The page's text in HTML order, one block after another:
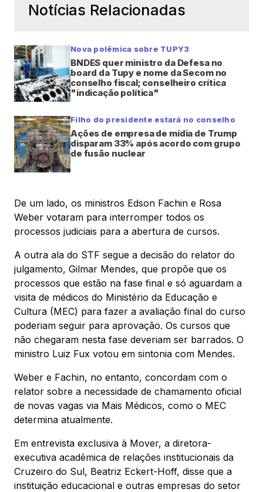
Notícias Relacionadas
Nova polêmica sobre TUPY3
BNDES quer ministro da Defesa no
board da Tupy e nome da Secom no
conselho fiscal; conselheiro crítica
"indicação política"
Filho do presidente estará no conselho
Ações de empresa de mídia de Trump
disparam 33% após acordo com grupo
de fusão nuclear
De um lado, os ministros Edson Fachin e Rosa
Weber votaram para interromper todos os
processos judiciais para a abertura de cursos.
A outra ala do STF segue a decisão do relator do
julgamento, Gilmar Mendes, que propõe que os
processos que estão na fase final e só aguardam a
visita de médicos do Ministério da Educação e
Cultura (MEC) para fazer a avaliação final do curso
poderiam seguir para aprovação. Os cursos que
não chegaram nesta fase deveriam ser barrados. O
ministro Luiz Fux votou em sintonia com Mendes.
Weber e Fachin, no entanto, concordam com o
relator sobre a necessidade de chamamento oficial
de novas vagas via Mais Médicos, como o MEC
determina atualmente.
Em entrevista exclusiva à Mover, a diretora-
executiva acadêmica de relações institucionais da
Cruzeiro do Sul, Beatriz Eckert-Hoff, disse que a
instituição educacional e outras empresas do setor